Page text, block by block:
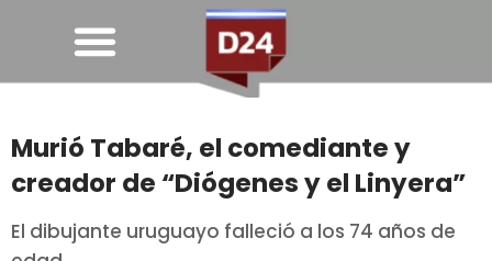
Murió Tabaré, el comediante y
creador de “Diógenes y el Linyera”
El dibujante uruguayo falleció a los 74 años de